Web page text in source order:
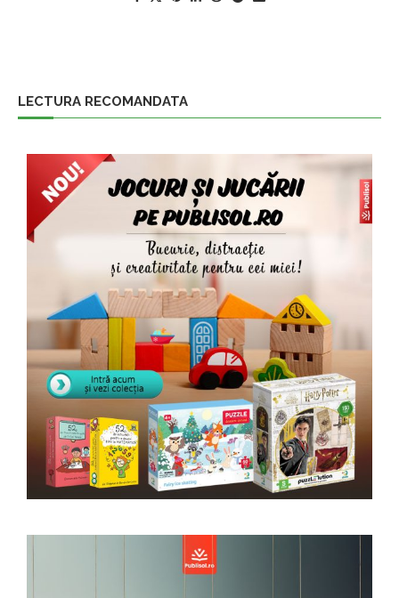
LECTURA RECOMANDATA